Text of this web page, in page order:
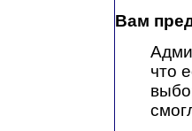
Вам
что